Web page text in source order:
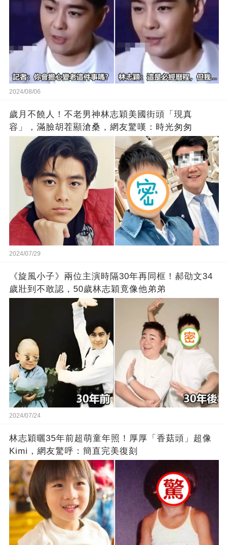
2024/08/06
歲月不饒人！不老男神林志穎美國街頭「現真
容」，滿臉胡茬顯滄桑，網友驚嘆：時光匆匆
2024/07/29
《旋風小子》兩位主演時隔30年再同框！郝劭文34
歲壯到不敢認，50歲林志穎竟像他弟弟
2024/07/24
林志穎曬35年前超萌童年照！厚厚「香菇頭」超像
Kimi，網友驚呼：簡直完美復刻